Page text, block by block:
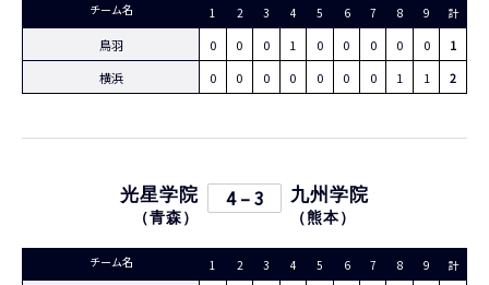
チーム名 1 2 3 4 5 6 7 8 9 計
鳥羽 0 0 0 1 0 0 0 0 0
1
横浜
0 0 0 0 0 0 0 1 1 2
光星学院
（青森 ）
4 – 3 九州学院
（熊本）
チーム名 1 2 3 4 5 6 7 8 9 計